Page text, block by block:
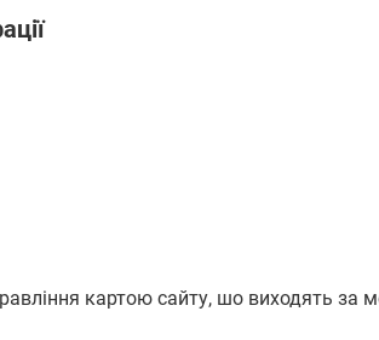
картою сайту, шо виходять за